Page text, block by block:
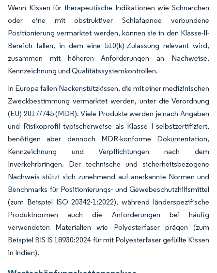
Wenn Kissen für therapeutische Indikationen wie Schnarchen
oder eine mit obstruktiver Schlafapnoe verbundene
Positionierung vermarktet werden, können sie in den Klasse-II-
Bereich fallen, in dem eine 510(k)-Zulassung relevant wird,
zusammen mit höheren Anforderungen an Nachweise,
Kennzeichnung und Qualitätssystemkontrollen.
In Europa fallen Nackenstützkissen, die mit einer medizinischen
Zweckbestimmung vermarktet werden, unter die Verordnung
(EU) 2017/745 (MDR). Viele Produkte werden je nach Angaben
und Risikoprofil typischerweise als Klasse I selbstzertifiziert,
benötigen aber dennoch MDR-konforme Dokumentation,
Kennzeichnung und Verpflichtungen nach dem
Inverkehrbringen. Der technische und sicherheitsbezogene
Nachweis stützt sich zunehmend auf anerkannte Normen und
Benchmarks für Positionierungs- und Gewebeschutzhilfsmittel
(zum Beispiel ISO 20342-1:2022), während länderspezifische
Produktnormen auch die Anforderungen bei häufig
verwendeten Materialien wie Polyesterfaser prägen (zum
Beispiel BIS IS 18930:2024 für mit Polyesterfaser gefüllte Kissen
in Indien).